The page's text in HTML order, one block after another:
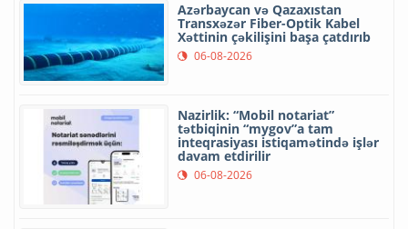
Azərbaycan və Qazaxıstan
Transxəzər Fiber-Optik Kabel
Xəttinin çəkilişini başa çatdırıb
06-08-2026
Nazirlik: “Mobil notariat”
tətbiqinin “mygov”a tam
inteqrasiyası istiqamətində işlər
davam etdirilir
06-08-2026